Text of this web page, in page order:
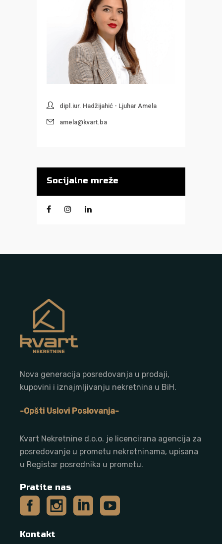
dipl.iur. Hadžijahić - Ljuhar Amela
amela@kvart.ba
Socijalne mreže
Nova generacija posredovanja u prodaji,
kupovini i iznajmljivanju nekretnina u BiH.
-Opšti Uslovi Poslovanja-
Kvart Nekretnine d.o.o. je licencirana agencija za
posredovanje u prometu nekretninama, upisana
u Registar posrednika u prometu.
Pratite nas
Kontakt